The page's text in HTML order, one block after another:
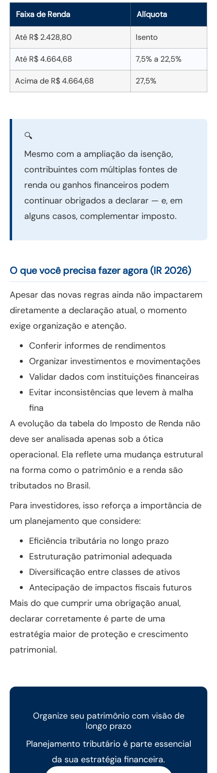
Faixa de Renda Alíquota
Até R$ 2.428,80 Isento
Até R$ 4.664,68 7,5% a 22,5%
Acima de R$ 4.664,68 27,5%
🔍
Mesmo com a ampliação da isenção,
contribuintes com múltiplas fontes de
renda ou ganhos financeiros podem
continuar obrigados a declarar — e, em
alguns casos, complementar imposto.
O que você precisa fazer agora (IR 2026)
Apesar das novas regras ainda não impactarem
diretamente a declaração atual, o momento
exige organização e atenção.
Conferir informes de rendimentos
Organizar investimentos e movimentações
Validar dados com instituições financeiras
Evitar inconsistências que levem à malha
fina
A evolução da tabela do Imposto de Renda não
deve ser analisada apenas sob a ótica
operacional. Ela reflete uma mudança estrutural
na forma como o patrimônio e a renda são
tributados no Brasil.
Para investidores, isso reforça a importância de
um planejamento que considere:
Eficiência tributária no longo prazo
Estruturação patrimonial adequada
Diversificação entre classes de ativos
Antecipação de impactos fiscais futuros
Mais do que cumprir uma obrigação anual,
declarar corretamente é parte de uma
estratégia maior de proteção e crescimento
patrimonial.
Organize seu patrimônio com visão de
longo prazo
Planejamento tributário é parte essencial
da sua estratégia financeira.